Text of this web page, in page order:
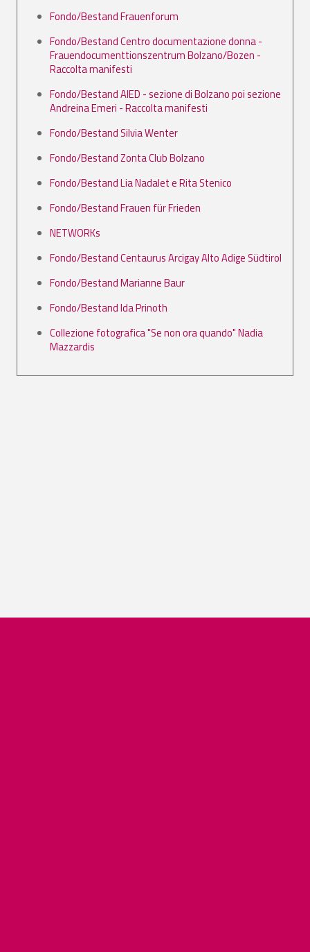
Fondo/Bestand Frauenforum
Fondo/Bestand Centro documentazione donna -
Frauendocumenttionszentrum Bolzano/Bozen -
Raccolta manifesti
Fondo/Bestand AIED - sezione di Bolzano poi sezione
Andreina Emeri - Raccolta manifesti
Fondo/Bestand Silvia Wenter
Fondo/Bestand Zonta Club Bolzano
Fondo/Bestand Lia Nadalet e Rita Stenico
Fondo/Bestand Frauen für Frieden
NETWORKs
Fondo/Bestand Centaurus Arcigay Alto Adige Südtirol
Fondo/Bestand Marianne Baur
Fondo/Bestand Ida Prinoth
Collezione fotografica "Se non ora quando" Nadia
Mazzardis